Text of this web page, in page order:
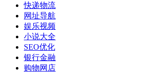
快递物流
网址导航
娱乐视频
小说大全
SEO优化
银行金融
购物网店